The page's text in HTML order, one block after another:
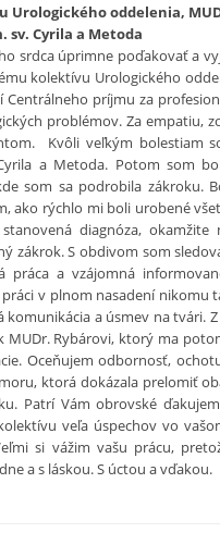
Urologického oddelenia,
sv. Cyrila a Metoda
srdca úprimne poďakovať a
kolektívu Urologického
príjmu za
problémov. Za empatiu,
Kvôli veľkým bolestiam
a Metoda. Potom som
som sa podrobila zákroku.
ako rýchlo mi boli urobené
diagnóza, okamžite
zákrok. S obdivom som
práca a vzájomná
v plnom nasadení nikomu
a úsmev na tvári.
MUDr. Rybárovi, ktorý ma
Oceňujem odbornosť,
ktorá dokázala prelomiť
Patrí Vám obrovské
veľa úspechov vo
si vážim vašu prácu,
a s láskou. S úctou a vďakou.